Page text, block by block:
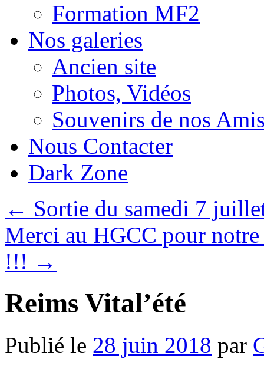
Formation MF2
Nos galeries
Ancien site
Photos, Vidéos
Souvenirs de nos
Nous Contacter
Dark Zone
← Sortie du samedi 7
Merci au HGCC pour notre
!!! →
Reims Vital’été
Publié le 28 juin 2018 par